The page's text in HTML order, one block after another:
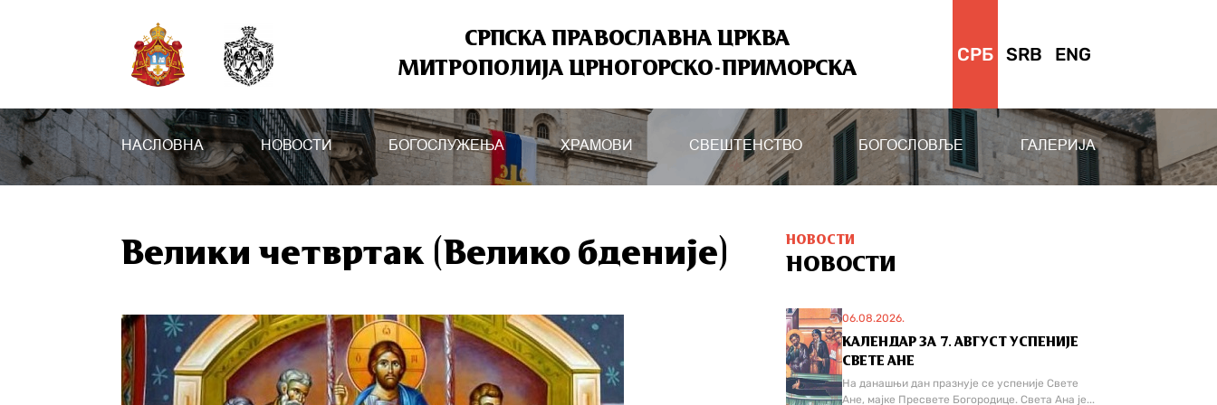
СРПСКА ПРАВОСЛАВНА ЦРКВА
МИТРОПОЛИЈА ЦРНОГОРСКО-ПРИМОРСКА
СРБ SRB ENG
НАСЛОВНА НОВОСТИ БОГОСЛУЖЕЊА ХРАМОВИ СВЕШТЕНСТВО БОГОСЛОВЉЕ ГАЛЕРИЈА
Велики четвртак (Велико бденије) НОВОСТИ
НОВОСТИ
06.08.2026.
КАЛЕНДАР ЗА 7. АВГУСТ УСПЕНИЈЕ
СВЕТЕ АНЕ
На данашњи дан празнује се успеније Свете
Ане, мајке Пресвете Богородице. Света Ана је...